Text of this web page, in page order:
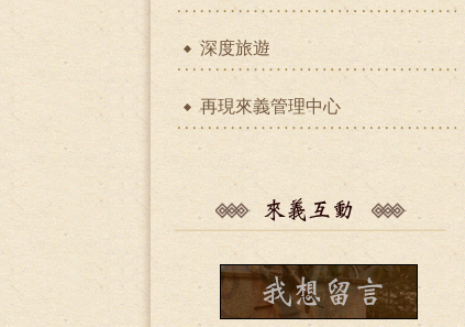
深度旅遊
再現來義管理中心